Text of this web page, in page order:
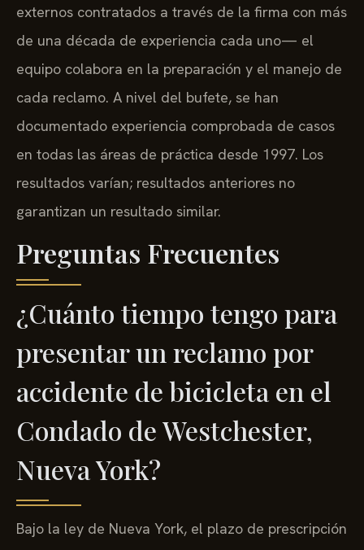
externos contratados a través de la firma con más
de una década de experiencia cada uno— el
equipo colabora en la preparación y el manejo de
cada reclamo. A nivel del bufete, se han
documentado experiencia comprobada de casos
en todas las áreas de práctica desde 1997. Los
resultados varían; resultados anteriores no
garantizan un resultado similar.
Preguntas Frecuentes
¿Cuánto tiempo tengo para
presentar un reclamo por
accidente de bicicleta en el
Condado de Westchester,
Nueva York?
Bajo la ley de Nueva York, el plazo de prescripción